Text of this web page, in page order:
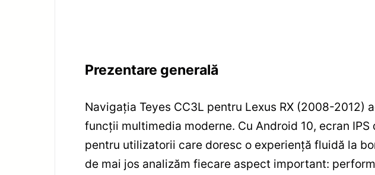
Prezentare generală
Navigația Teyes CC3L pentru Lexus RX (2008-
funcții multimedia moderne. Cu Android 10, ecran
pentru utilizatorii care doresc o experiență fluidă la
de mai jos analizăm fiecare aspect important: